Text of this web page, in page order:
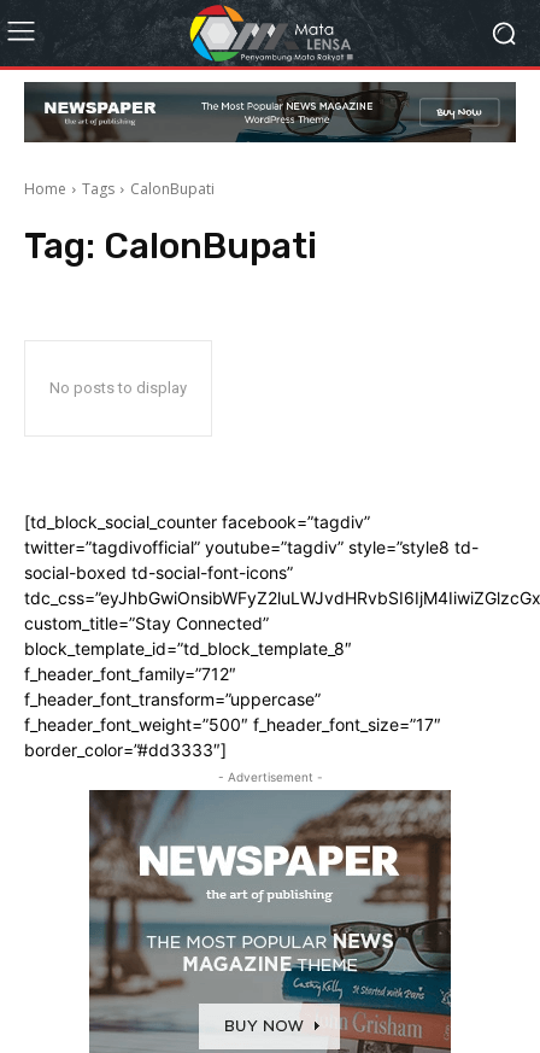
Home Tags CalonBupati
Tag: CalonBupati
No posts to display
[td_block_social_counter facebook=”tagdiv”
twitter=”tagdivofficial” youtube=”tagdiv” style=”style8 td-
social-boxed td-social-font-icons”
custom_title=”Stay Connected”
block_template_id=”td_block_template_8″
f_header_font_family=”712″
f_header_font_transform=”uppercase”
f_header_font_weight=”500″ f_header_font_size=”17″
border_color=”#dd3333″]
- Advertisement -